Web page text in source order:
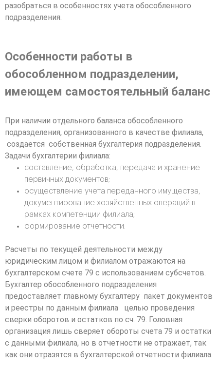
разобраться в особенностях учета обособленного
подразделения.
Особенности работы в
обособленном подразделении,
имеющем самостоятельный баланс
При наличии отдельного баланса обособленного
подразделения, организованного в качестве филиала,
создается собственная бухгалтерия подразделения.
Задачи бухгалтерии филиала:
составление, обработка, передача и хранение
первичных документов;
осуществление учета переданного имущества,
документирование хозяйственных операций в
рамках компетенции филиала;
формирование отчетности.
Расчеты по текущей деятельности между
юридическим лицом и филиалом отражаются на
бухгалтерском счете 79 с использованием субсчетов.
Бухгалтер обособленного подразделения
предоставляет главному бухгалтеру пакет документов
и реестры по данным филиала целью проведения
сверки оборотов и остатков по сч. 79. Головная
организация лишь сверяет обороты счета 79 и остатки
с данными филиала, но в отчетности не отражает, так
как они отразятся в бухгалтерской отчетности филиала.